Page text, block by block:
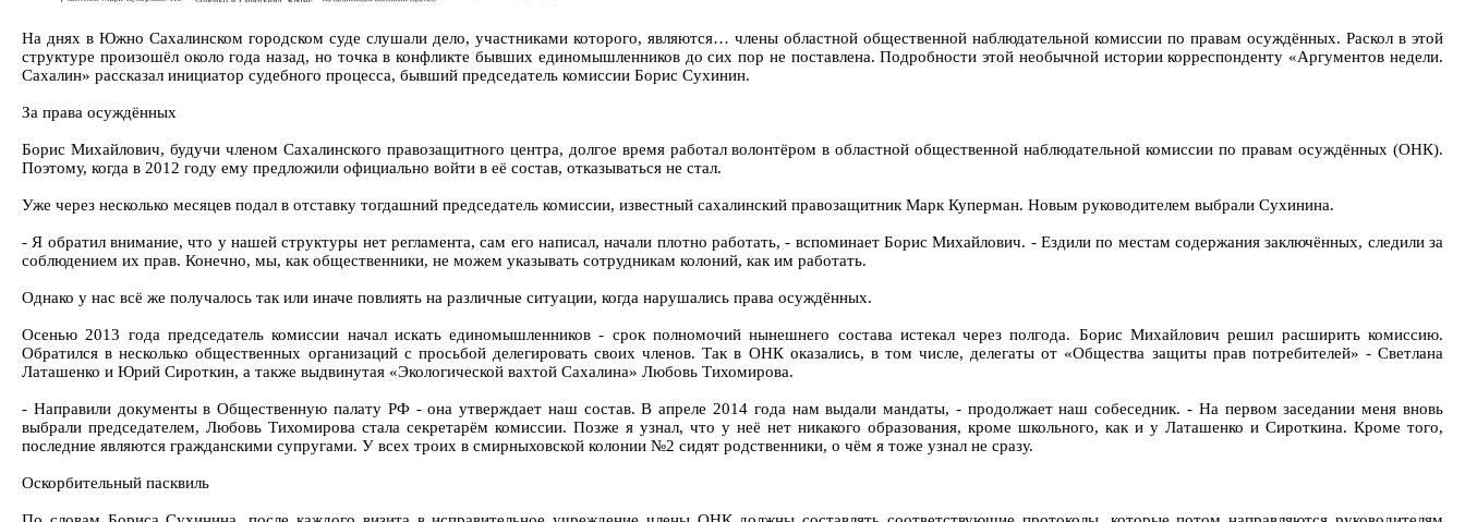
На днях в Южно Сахалинском городском суде слушали дело, участниками которого, являются… члены областной общественной наблюдательной комиссии по правам осуждённых. Раскол в этой
структуре произошёл около года назад, но точка в конфликте бывших единомышленников до сих пор не поставлена. Подробности этой необычной истории корреспонденту «Аргументов недели.
Сахалин» рассказал инициатор судебного процесса, бывший председатель комиссии Борис Сухинин.
За права осуждённых
Борис Михайлович, будучи членом Сахалинского правозащитного центра, долгое время работал волонтёром в областной общественной наблюдательной комиссии по правам осуждённых (ОНК).
Поэтому, когда в 2012 году ему предложили официально войти в её состав, отказываться не стал.
Уже через несколько месяцев подал в отставку тогдашний председатель комиссии, известный сахалинский правозащитник Марк Куперман. Новым руководителем выбрали Сухинина.
- Я обратил внимание, что у нашей структуры нет регламента, сам его написал, начали плотно работать, - вспоминает Борис Михайлович. - Ездили по местам содержания заключённых, следили за
соблюдением их прав. Конечно, мы, как общественники, не можем указывать сотрудникам колоний, как им работать.
Однако у нас всё же получалось так или иначе повлиять на различные ситуации, когда нарушались права осуждённых.
Осенью 2013 года председатель комиссии начал искать единомышленников - срок полномочий нынешнего состава истекал через полгода. Борис Михайлович решил расширить комиссию.
Обратился в несколько общественных организаций с просьбой делегировать своих членов. Так в ОНК оказались, в том числе, делегаты от «Общества защиты прав потребителей» - Светлана
Латашенко и Юрий Сироткин, а также выдвинутая «Экологической вахтой Сахалина» Любовь Тихомирова.
- Направили документы в Общественную палату РФ - она утверждает наш состав. В апреле 2014 года нам выдали мандаты, - продолжает наш собеседник. - На первом заседании меня вновь
выбрали председателем, Любовь Тихомирова стала секретарём комиссии. Позже я узнал, что у неё нет никакого образования, кроме школьного, как и у Латашенко и Сироткина. Кроме того,
последние являются гражданскими супругами. У всех троих в смирныховской колонии №2 сидят родственники, о чём я тоже узнал не сразу.
Оскорбительный пасквиль